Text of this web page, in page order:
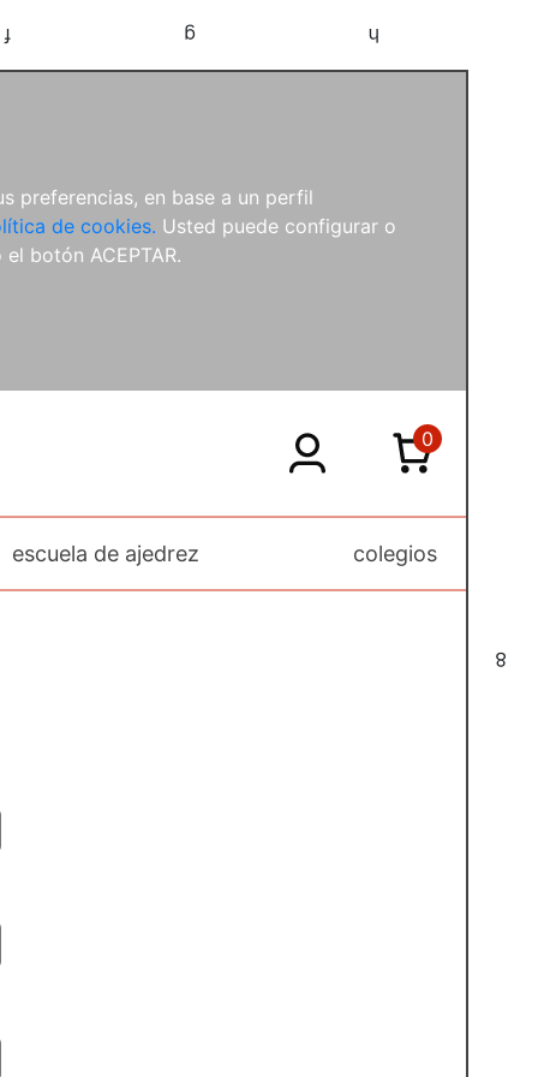
preferencias, en base a un perfil
de cookies. Usted puede configurar o
botón ACEPTAR.
f g h
8
escuela de ajedrez colegios
0